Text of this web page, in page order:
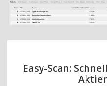
Easy-Scan: